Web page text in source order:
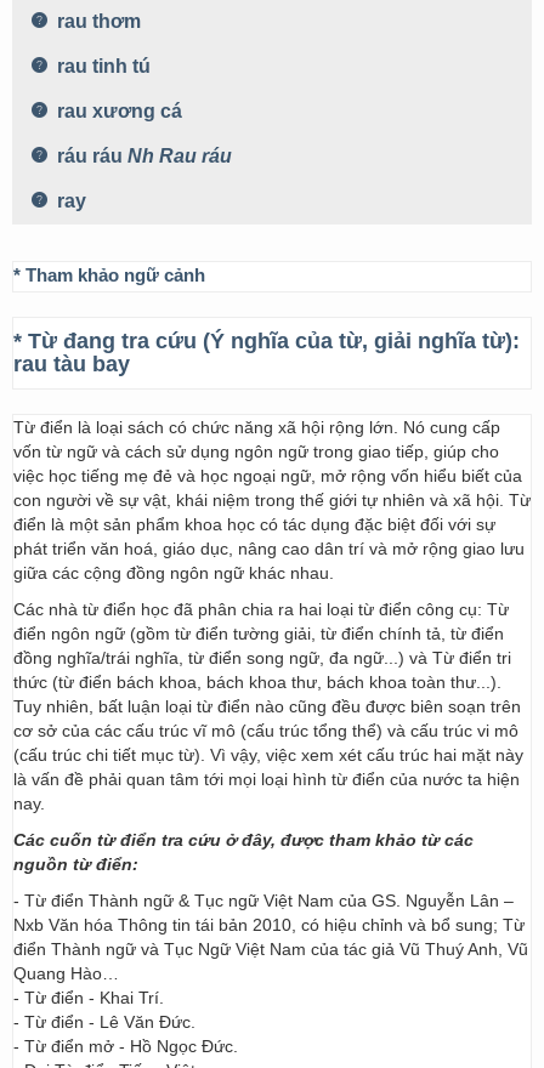
rau thơm
rau tinh tú
rau xương cá
ráu ráu Nh Rau ráu
ray
* Tham khảo ngữ cảnh
* Từ đang tra cứu (Ý nghĩa của từ, giải nghĩa từ):
rau tàu bay
Từ điển là loại sách có chức năng xã hội rộng lớn. Nó cung cấp
vốn từ ngữ và cách sử dụng ngôn ngữ trong giao tiếp, giúp cho
việc học tiếng mẹ đẻ và học ngoại ngữ, mở rộng vốn hiểu biết của
con người về sự vật, khái niệm trong thế giới tự nhiên và xã hội. Từ
điển là một sản phẩm khoa học có tác dụng đặc biệt đối với sự
phát triển văn hoá, giáo dục, nâng cao dân trí và mở rộng giao lưu
giữa các cộng đồng ngôn ngữ khác nhau.
Các nhà từ điển học đã phân chia ra hai loại từ điển công cụ: Từ
điển ngôn ngữ (gồm từ điển tường giải, từ điển chính tả, từ điển
đồng nghĩa/trái nghĩa, từ điển song ngữ, đa ngữ...) và Từ điển tri
thức (từ điển bách khoa, bách khoa thư, bách khoa toàn thư...).
Tuy nhiên, bất luận loại từ điển nào cũng đều được biên soạn trên
cơ sở của các cấu trúc vĩ mô (cấu trúc tổng thể) và cấu trúc vi mô
(cấu trúc chi tiết mục từ). Vì vậy, việc xem xét cấu trúc hai mặt này
là vấn đề phải quan tâm tới mọi loại hình từ điển của nước ta hiện
nay.
Các cuốn từ điển tra cứu ở đây, được tham khảo từ các
nguồn từ điển:
- Từ điển Thành ngữ & Tục ngữ Việt Nam của GS. Nguyễn Lân –
Nxb Văn hóa Thông tin tái bản 2010, có hiệu chỉnh và bổ sung; Từ
điển Thành ngữ và Tục Ngữ Việt Nam của tác giả Vũ Thuý Anh, Vũ
Quang Hào…
- Từ điển - Khai Trí.
- Từ điển - Lê Văn Đức.
- Từ điển mở - Hồ Ngọc Đức.